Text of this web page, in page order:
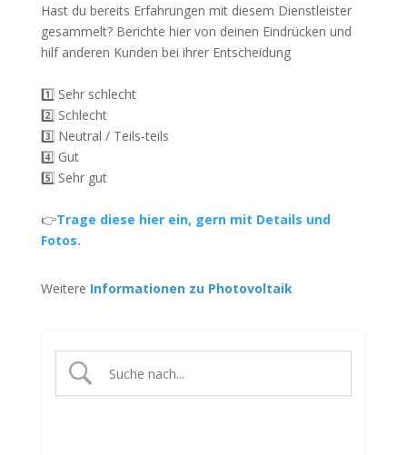
Hast du bereits Erfahrungen mit diesem Dienstleister
gesammelt? Berichte hier von deinen Eindrücken und
hilf anderen Kunden bei ihrer Entscheidung
1️⃣ Sehr schlecht
2️⃣ Schlecht
3️⃣ Neutral / Teils-teils
4️⃣ Gut
5️⃣ Sehr gut
👉Trage diese hier ein, gern mit Details und
Fotos.
Weitere Informationen zu Photovoltaik